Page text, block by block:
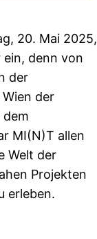
20. Mai 2025,
denn von
der
der
MI(N)T allen
Welt der
Projekten
erleben.